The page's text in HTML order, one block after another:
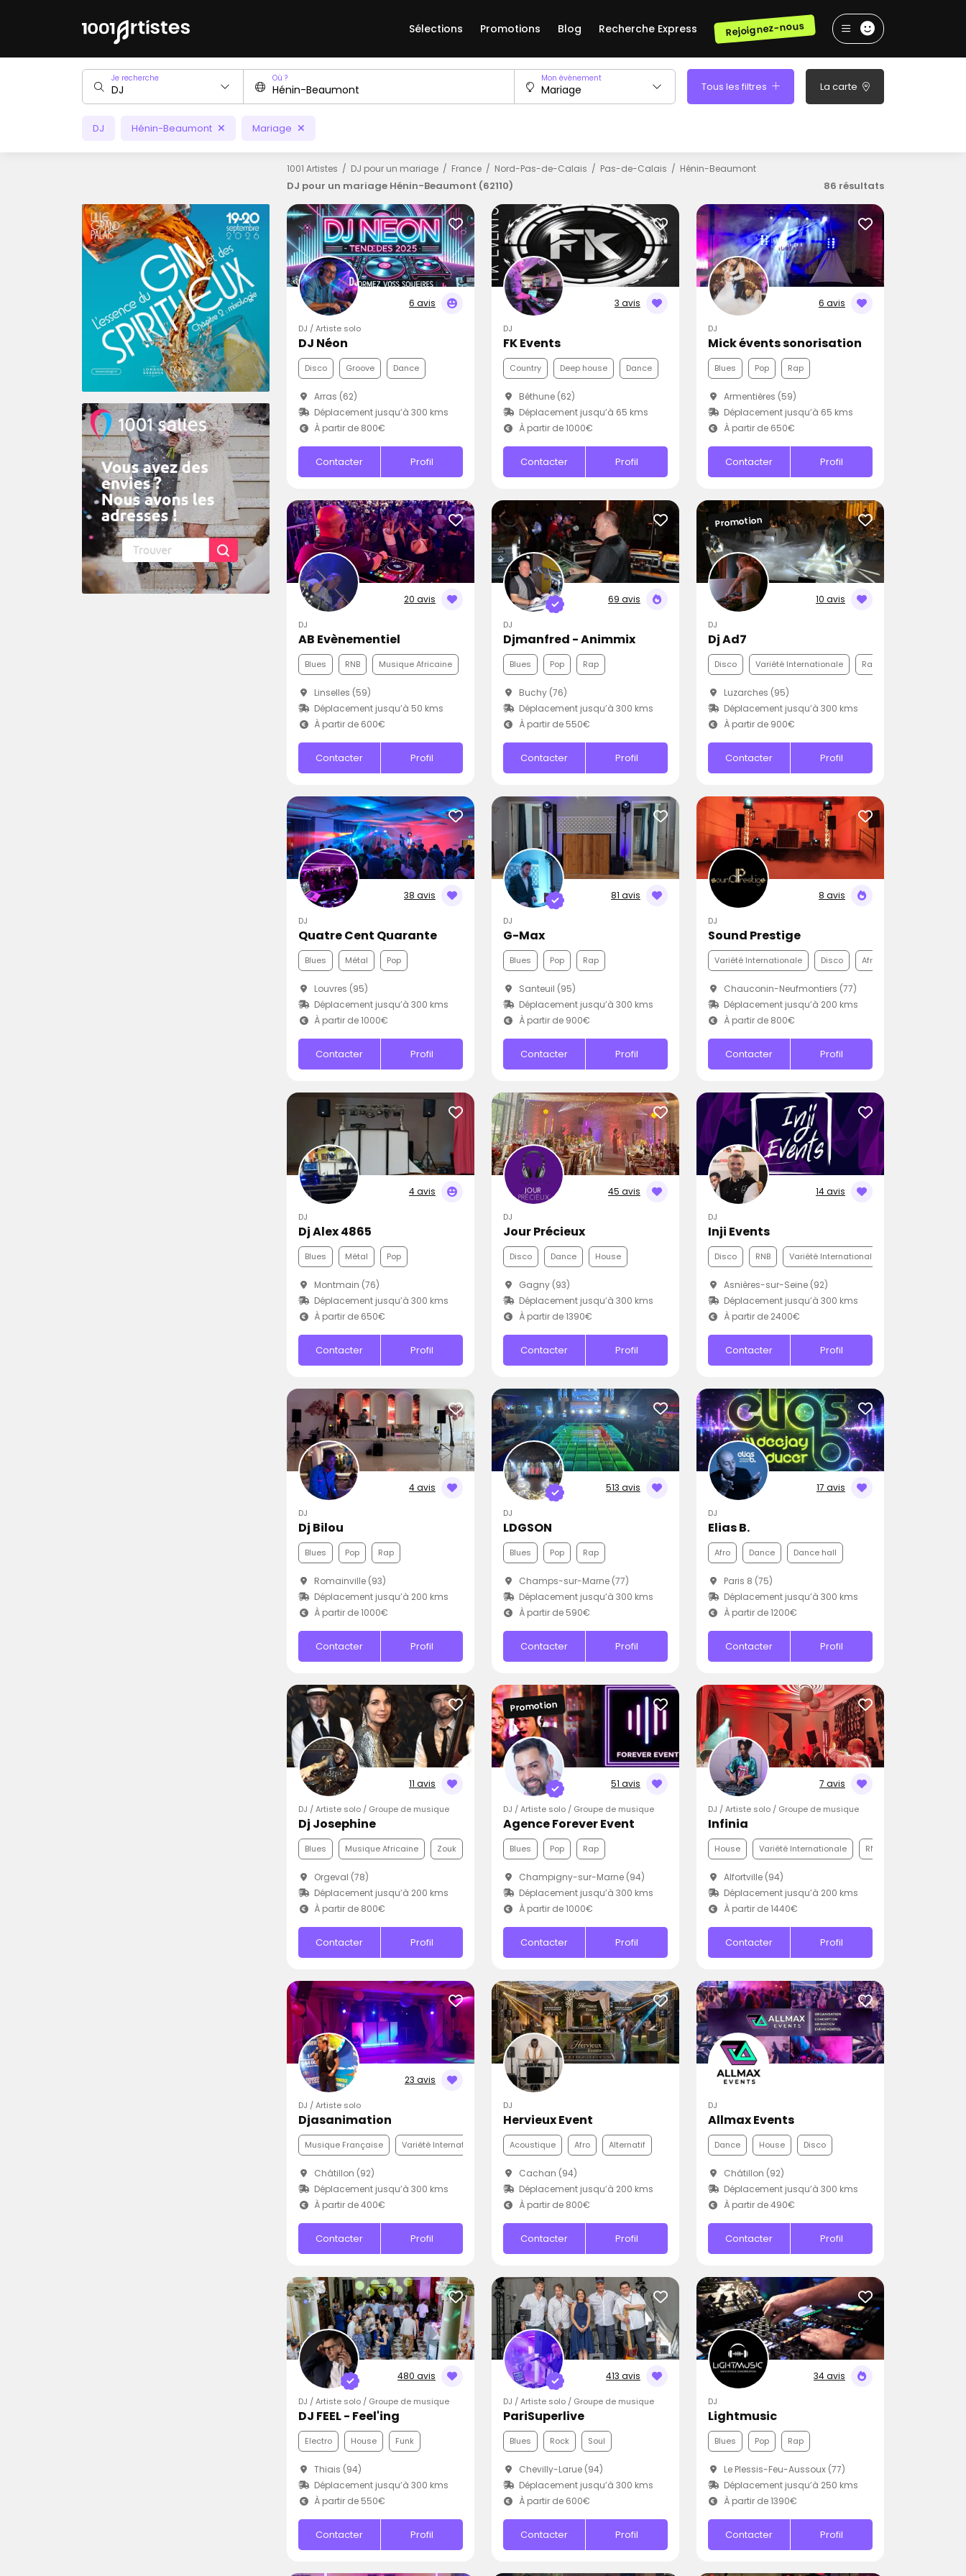
Sélections Promotions Blog Recherche Express Rejoignez-nous
Je recherche Où ? Mon événement
Tous les filtres La carte
DJ Hénin-Beaumont Mariage
1001 Artistes DJ pour un mariage France Nord-Pas-de-Calais Pas-de-Calais Hénin-Beaumont
DJ pour un mariage Hénin-Beaumont (62110) 86 résultats
6 avis
DJ / Artiste solo
DJ Néon
Disco Groove Dance
Arras (62)
Déplacement jusqu’à 300 kms
À partir de 800€
Contacter Profil
3 avis
DJ
FK Events
Country Deep house Dance
Béthune (62)
Déplacement jusqu’à 65 kms
À partir de 1000€
Contacter Profil
6 avis
DJ
Mick évents sonorisation
Blues Pop Rap
Armentières (59)
Déplacement jusqu’à 65 kms
À partir de 650€
Contacter Profil
20 avis
DJ
AB Evènementiel
Blues RNB Musique Africaine
Linselles (59)
Déplacement jusqu’à 50 kms
À partir de 600€
Contacter Profil
69 avis
DJ
Djmanfred - Animmix
Blues Pop Rap
Buchy (76)
Déplacement jusqu’à 300 kms
À partir de 550€
Contacter Profil
10 avis
Promotion
DJ
Dj Ad7
Disco Variété Internationale Rap
Luzarches (95)
Déplacement jusqu’à 300 kms
À partir de 900€
Contacter Profil
38 avis
DJ
Quatre Cent Quarante
Blues Métal Pop
Louvres (95)
Déplacement jusqu’à 300 kms
À partir de 1000€
Contacter Profil
81 avis
DJ
G-Max
Blues Pop Rap
Santeuil (95)
Déplacement jusqu’à 300 kms
À partir de 900€
Contacter Profil
8 avis
DJ
Sound Prestige
Variété Internationale Disco Afro
Chauconin-Neufmontiers (77)
Déplacement jusqu’à 200 kms
À partir de 800€
Contacter Profil
4 avis
DJ
Dj Alex 4865
Blues Métal Pop
Montmain (76)
Déplacement jusqu’à 300 kms
À partir de 650€
Contacter Profil
45 avis
DJ
Jour Précieux
Disco Dance House
Gagny (93)
Déplacement jusqu’à 300 kms
À partir de 1390€
Contacter Profil
14 avis
DJ
Inji Events
Disco RNB Variété Internationale
Asnières-sur-Seine (92)
Déplacement jusqu’à 300 kms
À partir de 2400€
Contacter Profil
4 avis
DJ
Dj Bilou
Blues Pop Rap
Romainville (93)
Déplacement jusqu’à 200 kms
À partir de 1000€
Contacter Profil
513 avis
DJ
LDGSON
Blues Pop Rap
Champs-sur-Marne (77)
Déplacement jusqu’à 300 kms
À partir de 590€
Contacter Profil
17 avis
DJ
Elias B.
Afro Dance Dance hall
Paris 8 (75)
Déplacement jusqu’à 300 kms
À partir de 1200€
Contacter Profil
11 avis
DJ / Artiste solo / Groupe de musique
Dj Josephine
Blues Musique Africaine Zouk
Orgeval (78)
Déplacement jusqu’à 200 kms
À partir de 800€
Contacter Profil
51 avis
Promotion
DJ / Artiste solo / Groupe de musique
Agence Forever Event
Blues Pop Rap
Champigny-sur-Marne (94)
Déplacement jusqu’à 300 kms
À partir de 1000€
Contacter Profil
7 avis
DJ / Artiste solo / Groupe de musique
Infinia
House Variété Internationale RNB
Alfortville (94)
Déplacement jusqu’à 200 kms
À partir de 1440€
Contacter Profil
23 avis
DJ / Artiste solo
Djasanimation
Musique Française Variété Internationale Disco
Châtillon (92)
Déplacement jusqu’à 300 kms
À partir de 400€
Contacter Profil
DJ
Hervieux Event
Acoustique Afro Alternatif
Cachan (94)
Déplacement jusqu’à 200 kms
À partir de 800€
Contacter Profil
DJ
Allmax Events
Dance House Disco
Châtillon (92)
Déplacement jusqu’à 300 kms
À partir de 490€
Contacter Profil
480 avis
DJ / Artiste solo / Groupe de musique
DJ FEEL - Feel'ing
Electro House Funk
Thiais (94)
Déplacement jusqu’à 300 kms
À partir de 550€
Contacter Profil
413 avis
DJ / Artiste solo / Groupe de musique
PariSuperlive
Blues Rock Soul
Chevilly-Larue (94)
Déplacement jusqu’à 300 kms
À partir de 600€
Contacter Profil
34 avis
DJ
Lightmusic
Blues Pop Rap
Le Plessis-Feu-Aussoux (77)
Déplacement jusqu’à 250 kms
À partir de 1390€
Contacter Profil